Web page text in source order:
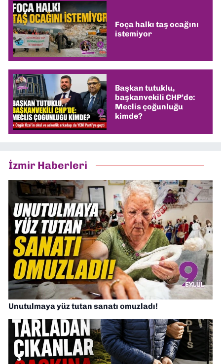
Foça halkı taş ocağını
istemiyor
Başkan tutuklu,
başkanvekili CHP’de:
Meclis çoğunluğu
kimde?
İzmir Haberleri
Unutulmaya yüz tutan sanatı omuzladı!